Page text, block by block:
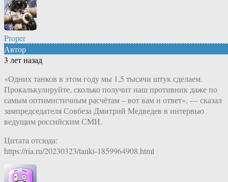
Proper
Автор
3 лет назад
«Одних танков в этом году мы 1,5 тысячи штук сделаем.
Прокалькулируйте, сколько получит наш противник даже по
самым оптимистичным расчётам – вот вам и ответ», — сказал
зампредседателя Совбеза Дмитрий Медведев в интервью
ведущим российским СМИ.
Цитата отсюда:
https://ria.ru/20230323/tanki-1859964908.html